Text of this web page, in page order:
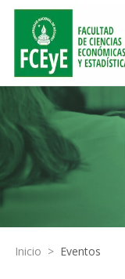
Inicio > Eventos